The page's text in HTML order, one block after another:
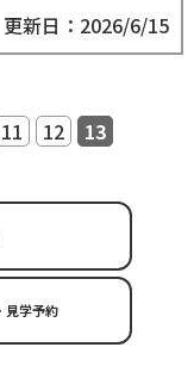
更新日：2026/6/15
11 12 13